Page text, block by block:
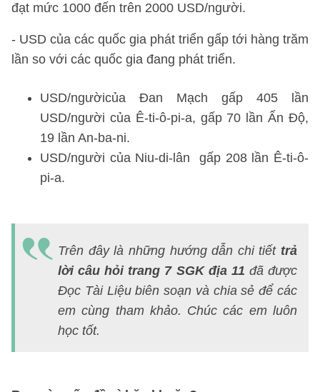
đạt mức 1000 đến trên 2000 USD/người.
- USD của các quốc gia phát triển gấp tới hàng trăm
lần so với các quốc gia đang phát triển.
USD/ngườicủa Đan Mạch gấp 405 lần
USD/người của Ê-ti-ô-pi-a, gấp 70 lần Ấn Độ,
19 lần An-ba-ni.
USD/người của Niu-di-lân gấp 208 lần Ê-ti-ô-
pi-a.
Trên đây là những hướng dẫn chi tiết trả
lời câu hỏi trang 7 SGK địa 11 đã được
Đọc Tài Liệu biên soạn và chia sẻ để các
em cùng tham khảo. Chúc các em luôn
học tốt.